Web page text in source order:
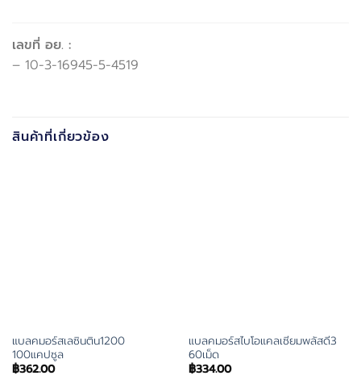
เลขที่ อย. :
– 10-3-16945-5-4519
สินค้าที่เกี่ยวข้อง
แบลคมอร์สเลซินติน1200
100แคปซูล
฿362.00
แบลคมอร์สไบโอแคลเซียมพลัสดี3
60เม็ด
฿334.00